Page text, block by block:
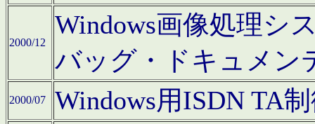
2000/12
Windows画像処理シ
バッグ・ドキュメン
2000/07 Windows用ISDN TA